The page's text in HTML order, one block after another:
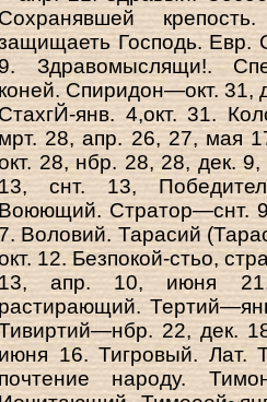
Сохранявшей
Господь.
Здравомыслящи!.
коней. Спиридон—окт. 31,
СтахгЙ-янв. 4,окт. 31.
мрт. 28, апр. 26, 27, мая
28, нбр. 28, 28, дек.
13, снт. 13,
Воюющий. Стратор—снт.
7. Воловий. Тарасий
12. Безпокой-стьо,
13, апр. 10, июня
растирающий.
22, дек.
июня 16. Тигровый.
почтение народу.